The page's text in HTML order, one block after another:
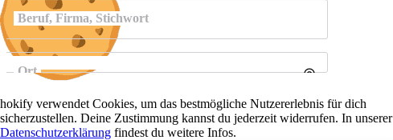
Beruf, Firma, Stichwort
Ort
Jobs finden
hokify verwendet Cookies, um das bestmögliche Nutzererlebnis für dich
sicherzustellen. Deine Zustimmung kannst du jederzeit widerrufen. In unserer
Datenschutzerklärung findest du weitere Infos.